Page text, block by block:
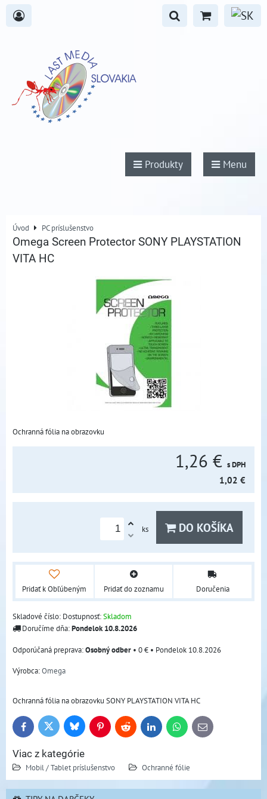
Produkty Menu
Úvod PC príslušenstvo
Omega Screen Protector SONY PLAYSTATION
VITA HC
Ochranná fólia na obrazovku
1,26 € s DPH
1,02 €
ks DO KOŠÍKA
Pridať k Obľúbeným Pridať do zoznamu Doručenia
Skladové číslo: Dostupnosť:Skladom
Doručíme dňa:Pondelok10.8.2026
Osobný odber • 0 € • Pondelok 10.8.2026
Výrobca:Omega
Ochranná fólia na obrazovku SONY PLAYSTATION VITA HC
FacebookTwitter BlueskyPinterestReddit LinkedInWhatsApp
E-
mail
Viac z kategórie
Mobil / Tablet príslušenstvo Ochranné fólie